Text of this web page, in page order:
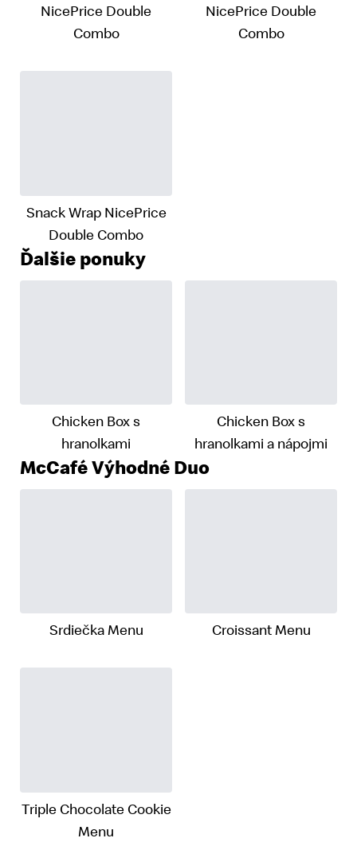
NicePrice Double
Combo
NicePrice Double
Combo
Snack Wrap NicePrice
Double Combo
Ďalšie ponuky
Chicken Box s
hranolkami
Chicken Box s
hranolkami a nápojmi
McCafé Výhodné Duo
Srdiečka Menu Croissant Menu
Triple Chocolate Cookie
Menu